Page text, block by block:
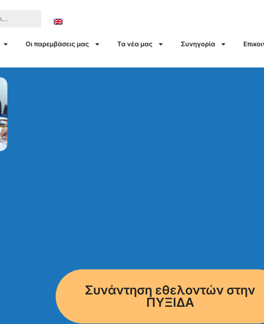
Οι παρεμβάσεις μας Τα νέα μας Συνηγορία
Συνάντηση εθελοντών στην
ΠΥΞΙΔΑ